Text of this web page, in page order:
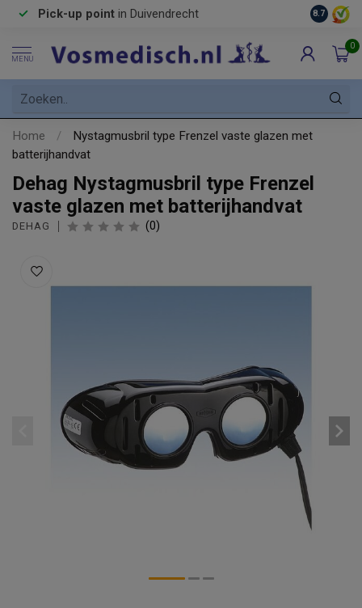
Pick-up point in Duivendrecht 8.7
MENU
0
Home /
Nystagmusbril type Frenzel vaste glazen met
batterijhandvat
Dehag Nystagmusbril type Frenzel
vaste glazen met batterijhandvat
DEHAG (0)